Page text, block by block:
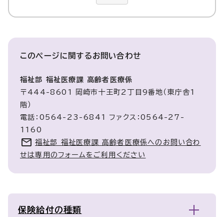
このページに関するお問い合わせ
福祉部 福祉医療課 高齢者医療係
〒444-8601 岡崎市十王町2丁目9番地（東庁舎1
階）
電話：0564-23-6841 ファクス：0564-27-
1160
福祉部 福祉医療課 高齢者医療係へのお問い合わ
せは専用のフォームをご利用ください
保険給付の種類